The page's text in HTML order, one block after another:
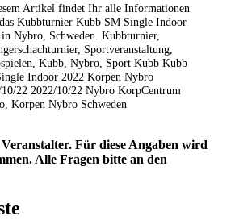
Artikel findet Ihr alle Informationen
Kubbturnier Kubb SM Single Indoor
Nybro, Schweden. Kubbturnier,
Sportveranstaltung,
Kubb, Nybro, Sport Kubb Kubb
Indoor 2022 Korpen Nybro
22 2022/10/22 Nybro KorpCentrum
Korpen Nybro Schweden
Für diese Angaben wird
Alle Fragen bitte an den